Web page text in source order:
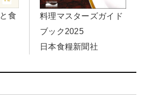
食
料理マスターズガイド
ブック2025
日本食糧新聞社